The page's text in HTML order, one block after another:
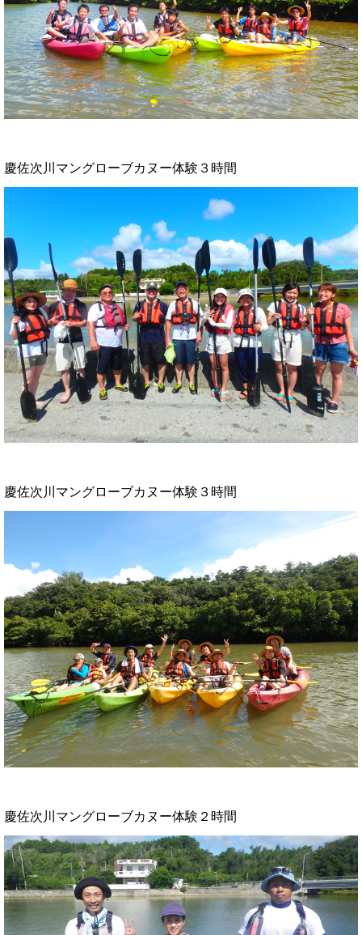
慶佐次川マングローブカヌー体験３時間
慶佐次川マングローブカヌー体験３時間
慶佐次川マングローブカヌー体験２時間